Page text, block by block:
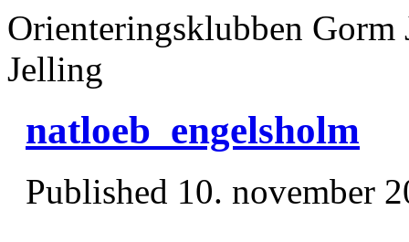
Orienteringsklubben
Jelling
natloeb_engelsholm
Published 10. november